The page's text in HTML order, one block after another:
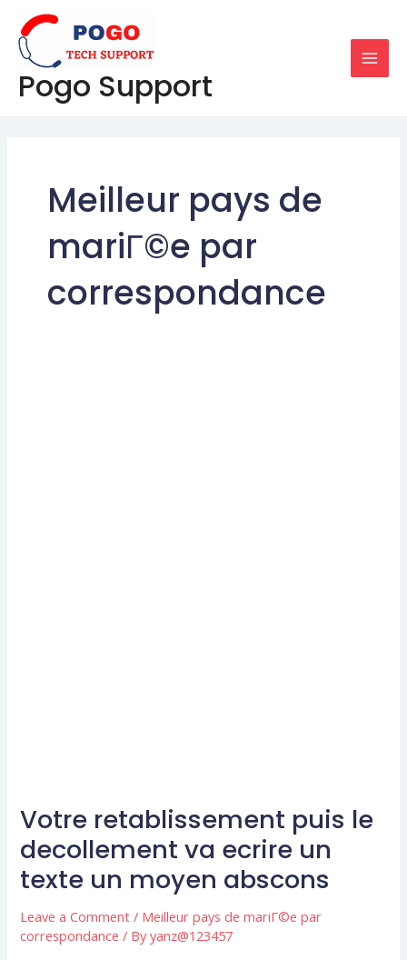
content
Pogo Support
Meilleur pays de
mariГ©e par
correspondance
Votre retablissement puis le
decollement va ecrire un
texte un moyen abscons
Leave a Comment / Meilleur pays de mariГ©e par
correspondance / Byyanz@123457
Votre
retablissement
puis
le
decollement
va